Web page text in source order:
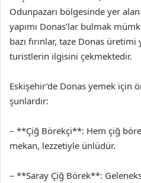
Odunpazarı bölgesinde yer
yapımı Donas’lar bulmak
bazı fırınlar, taze Donas
turistlerin ilgisini çekmektedir.
Eskişehir’de Donas yemek için
şunlardır:
– **Çiğ Börekçi**: Hem çiğ
mekan, lezzetiyle ünlüdür.
– **Saray Çiğ Börek**: